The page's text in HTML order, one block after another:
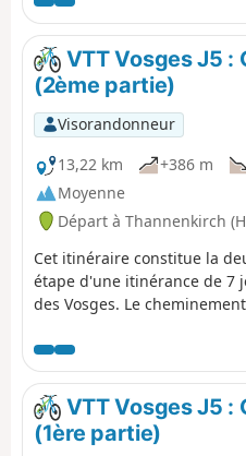
VTT Vosges J5 :
(2ème partie)
Visorandonneur
13,22 km
+386 m
Moyenne
Départ à Thannenkirch
Cet itinéraire constitue la
étape d'une itinérance de 7
des Vosges. Le
excellent, est constitué de
figurent un logo VTT
la mention TMV (Traversée
VTT Vosges J5 :
(1ère partie)